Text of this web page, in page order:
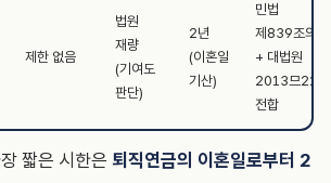
제한 없음
법원
재량
(기여도
판단)
2년
(이혼일
기산)
민법
제839조의2
+ 대법원
2013므
전합
짧은 시한은 퇴직연금의 이혼일로부터 2